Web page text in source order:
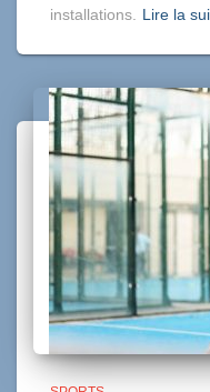
installations.
Lire la